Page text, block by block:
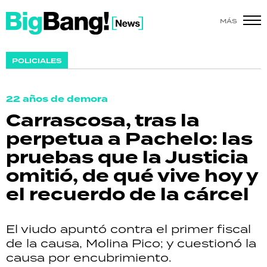
MÁS
POLICIALES
22 años de demora
Carrascosa, tras la
perpetua a Pachelo: las
pruebas que la Justicia
omitió, de qué vive hoy y
el recuerdo de la cárcel
El viudo apuntó contra el primer fiscal
de la causa, Molina Pico; y cuestionó la
causa por encubrimiento.
SHOW
ACTUALIDAD
POLICIALES
ECONOMÍA
GRAN HERMANO
SALUD
DEPORTES